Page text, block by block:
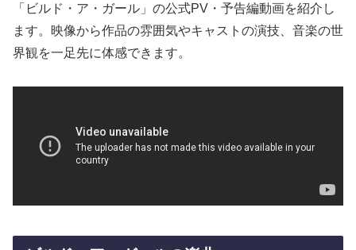
「ビルド・ア・ガール」の公式PV・予告編動画を紹介し
ます。映像から作品の雰囲気やキャストの演技、音楽の世
界観を一足先に体感できます。